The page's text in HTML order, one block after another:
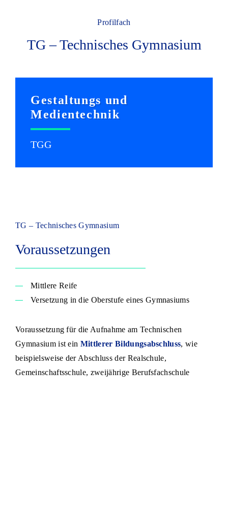
Profilfach
TG – Technisches Gymnasium
Gestaltungs und
Medientechnik
TGG
TG – Technisches Gymnasium
Voraussetzungen
Mittlere Reife
Versetzung in die Oberstufe eines Gymnasiums
Voraussetzung für die Aufnahme am Technischen
Gymnasium ist ein Mittlerer Bildungsabschluss, wie
beispielsweise der Abschluss der Realschule,
Gemeinschaftsschule, zweijährige Berufsfachschule